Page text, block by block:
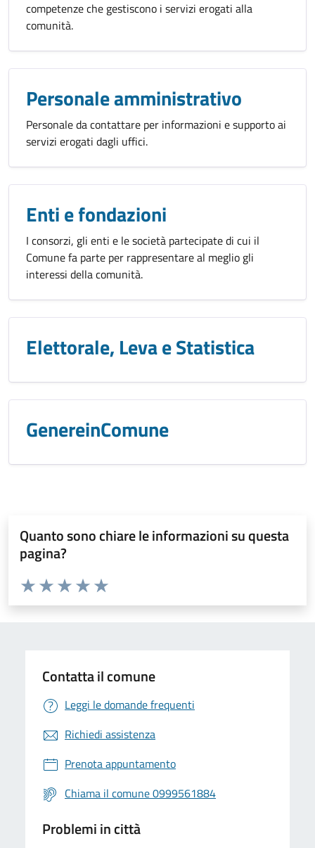
competenze che gestiscono i servizi erogati alla
comunità.
Personale amministrativo
Personale da contattare per informazioni e supporto ai
servizi erogati dagli uffici.
Enti e fondazioni
I consorzi, gli enti e le società partecipate di cui il
Comune fa parte per rappresentare al meglio gli
interessi della comunità.
Elettorale, Leva e Statistica
GenereinComune
Quanto sono chiare le informazioni su questa
pagina?
Valuta da 1 a 5 stelle la pagina
Valuta 5 stelle su 5
Valuta 4 stelle su 5
Valuta 3 stelle su 5
Valuta 2 stelle su 5
Valuta 1 stelle su 5
Contatta il comune
Leggi le domande frequenti
Richiedi assistenza
Prenota appuntamento
Chiama il comune 0999561884
Problemi in città